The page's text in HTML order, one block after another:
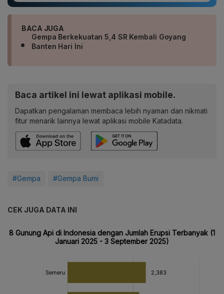
BACA JUGA
Gempa Berkekuatan 5,4 SR Kembali Goyang
Banten Hari Ini
Baca artikel ini lewat aplikasi mobile.
Dapatkan pengalaman membaca lebih nyaman dan nikmati
fitur menarik lainnya lewat aplikasi mobile Katadata.
#Gempa #Gempa Bumi
CEK JUGA DATA INI